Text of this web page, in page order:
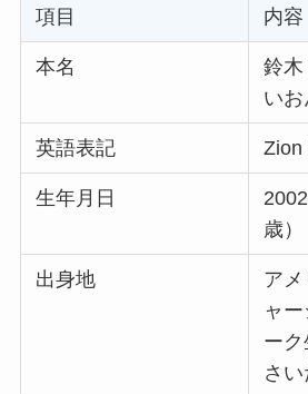
項目 内容
本名
鈴
いお
英語表記 Zion
生年月日
歳）
出身地
ア
ャ
ー
さ